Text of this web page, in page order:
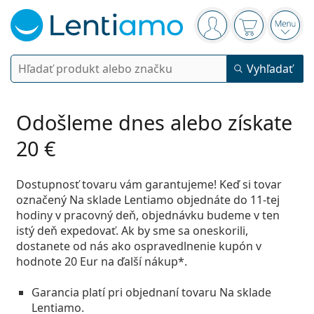
Navigačný panel
ste prihlásení
Nákupný
Vyhľadávanie
Vyhľadať
Prihlásenie
Kontaktné šošovky
Doba nosenia
Jednodenné
Týždenné
2 týždenné
Mesačné
Štvrťročné
Typ
Sférické a asférické
Tórické na astigmatizmus
Multifokálne na presbyopiu
Silikón-hydrogélové
Značky
Acuvue
Biofinity
Dailies
Príslušenstvo
Roztoky
Očné kvapky
Rady a tipy
Ako nakupovať šošovky online
Všetky šošovky
Roztoky
Podľa typu
Viacúčelové
Peroxidové
Bez konzervačných látok
Podľa objemu
50 až 120 ml
Výhodnejšie balenia
Dioptrické okuliare
Typ
Dámske Pánske Detské
Akcie
Nové produkty
Limitovaná edícia
Použitie
Dioptrické okuliare
Značky
Slnečné okuliare
Dámske Pánske Detské
Akcie
Okuliare na počítač
Odošleme dnes alebo získate
20 €
Dostupnosť tovaru vám garantujeme! Keď si tovar
označený Na sklade Lentiamo objednáte do 11-tej
hodiny v pracovný deň, objednávku budeme v ten
istý deň expedovať. Ak by sme sa oneskorili,
dostanete od nás ako ospravedlnenie kupón v
hodnote20 Eurna ďalší nákup*.
Garancia platí pri objednaní tovaru Na sklade
Lentiamo.